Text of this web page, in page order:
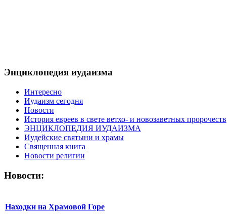
Энциклопедия иудаизма
Интересно
Иудаизм сегодня
Новости
История евреев в свете ветхо- и новозаветных пророчеств
ЭНЦИКЛОПЕДИЯ ИУДАИЗМА
Иудейские святыни и храмы
Священная книга
Новости религии
Новости:
Находки на Храмовой Горе